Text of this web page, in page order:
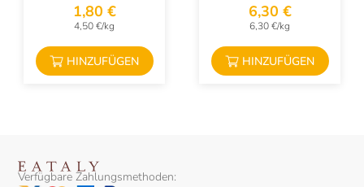
1,80 €
4,50 €/kg
HINZUFÜGEN
6,30 €
6,30 €/kg
HINZUFÜGEN
Verfügbare Zahlungsmethoden: